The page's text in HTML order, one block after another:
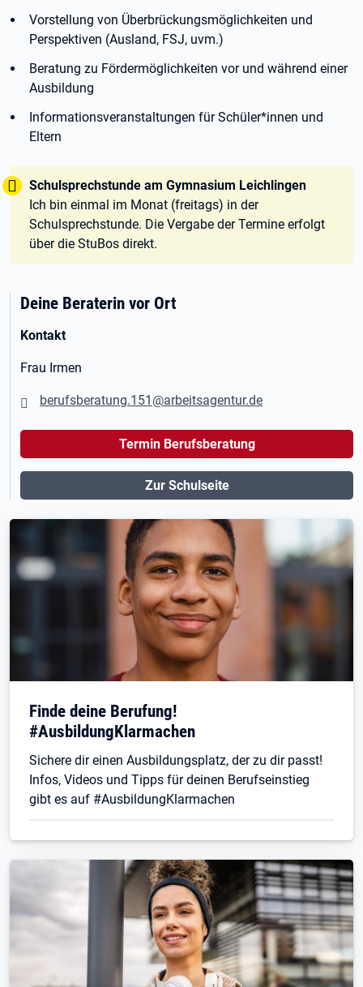
Vorstellung von Überbrückungsmöglichkeiten und
Perspektiven (Ausland, FSJ, uvm.)
Beratung zu Fördermöglichkeiten vor und während einer
Ausbildung
Informationsveranstaltungen für Schüler*innen und
Eltern
Tipp:
Schulsprechstunde am Gymnasium Leichlingen
Ich bin einmal im Monat (freitags) in der
Schulsprechstunde. Die Vergabe der Termine erfolgt
über die StuBos direkt.
Deine Beraterin vor Ort
Kontakt
Frau Irmen
berufsberatung.151@arbeitsagentur.de
Termin Berufsberatung
Zur Schulseite
Finde deine Berufung!
#AusbildungKlarmachen
Sichere dir einen Ausbildungsplatz, der zu dir passt!
Infos, Videos und Tipps für deinen Berufseinstieg
gibt es auf #AusbildungKlarmachen